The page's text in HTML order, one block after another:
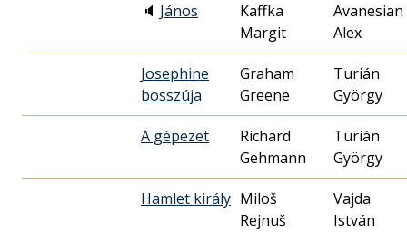
🔈 János
Kaffka
Margit
Avanesian
Alex
Josephine
bosszúja
Graham
Greene
Turián
György
A gépezet
Richard
Gehmann
Turián
György
Hamlet király Miloš
Rejnuš
Vajda
István